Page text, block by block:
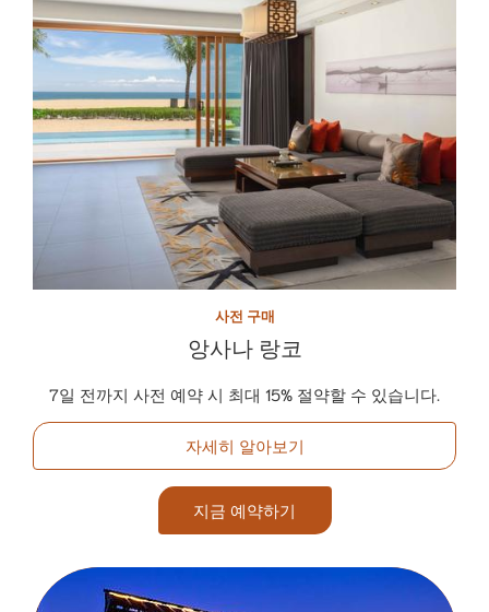
사전 구매
앙사나 랑코
7일 전까지 사전 예약 시 최대 15% 절약할 수 있습니다.
자세히 알아보기
지금 예약하기